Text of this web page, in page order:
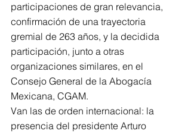
participaciones de gran relevancia,
confirmación de una trayectoria
gremial de 263 años, y la decidida
participación, junto a otras
organizaciones similares, en el
Consejo General de la Abogacía
Mexicana, CGAM.
Van las de orden internacional: la
presencia del presidente Arturo